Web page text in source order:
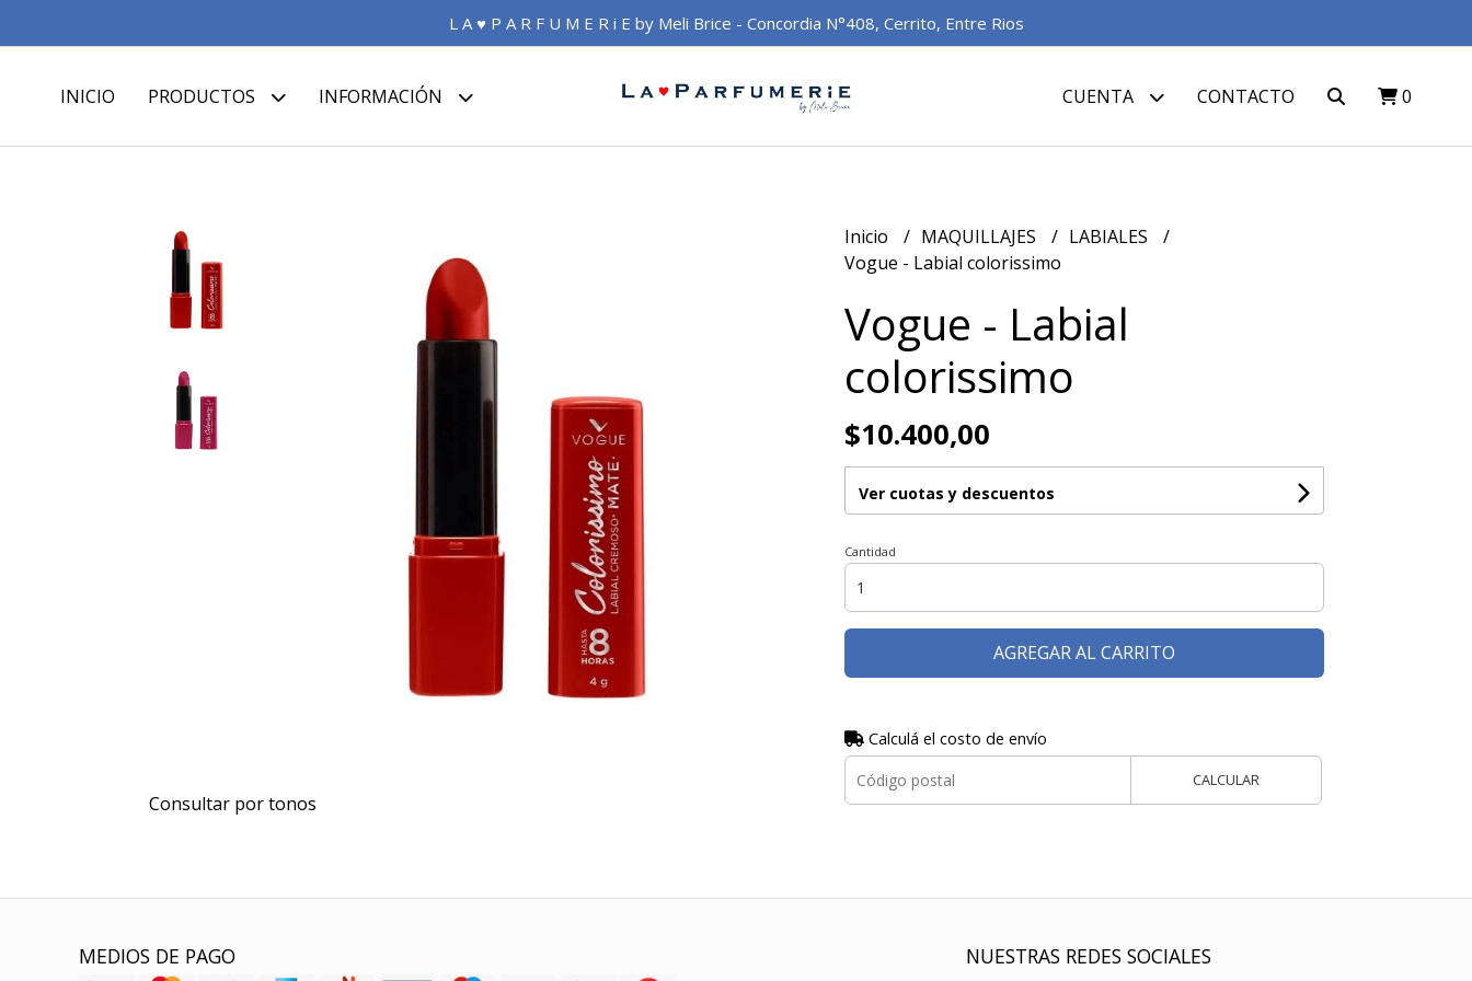
L A ♥ P A R F U M E R i E by Meli Brice - Concordia N°408, Cerrito, Entre Rios
INICIO PRODUCTOS INFORMACIÓN CUENTA CONTACTO 0
Consultar por tonos
Inicio MAQUILLAJES
LABIALES
Vogue - Labial colorissimo
Vogue - Labial
colorissimo
$10.400,00
Ver cuotas y descuentos
Cantidad
AGREGAR AL CARRITO
Calculá el costo de envío
CALCULAR
MEDIOS DE PAGO NUESTRAS REDES SOCIALES